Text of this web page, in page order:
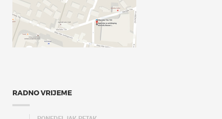
RADNO VRIJEME